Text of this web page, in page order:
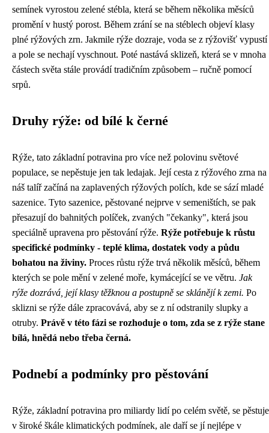
semínek vyrostou zelené stébla, která se během několika měsíců
promění v hustý porost. Během zrání se na stéblech objeví klasy
plné rýžových zrn. Jakmile rýže dozraje, voda se z rýžovišť vypustí
a pole se nechají vyschnout. Poté nastává sklizeň, která se v mnoha
částech světa stále provádí tradičním způsobem – ručně pomocí
srpů.
Druhy rýže: od bílé k černé
Rýže, tato základní potravina pro více než polovinu světové
populace, se nepěstuje jen tak ledajak. Její cesta z rýžového zrna na
náš talíř začíná na zaplavených rýžových polích, kde se sází mladé
sazenice. Tyto sazenice, pěstované nejprve v semeništích, se pak
přesazují do bahnitých políček, zvaných "čekanky", která jsou
speciálně upravena pro pěstování rýže. Rýže potřebuje k růstu
specifické podmínky - teplé klima, dostatek vody a půdu
bohatou na živiny. Proces růstu rýže trvá několik měsíců, během
kterých se pole mění v zelené moře, kymácející se ve větru. Jak
rýže dozrává, její klasy těžknou a postupně se sklánějí k zemi. Po
sklizni se rýže dále zpracovává, aby se z ní odstranily slupky a
otruby. Právě v této fázi se rozhoduje o tom, zda se z rýže stane
bílá, hnědá nebo třeba černá.
Podnebí a podmínky pro pěstování
Rýže, základní potravina pro miliardy lidí po celém světě, se pěstuje
v široké škále klimatických podmínek, ale daří se jí nejlépe v